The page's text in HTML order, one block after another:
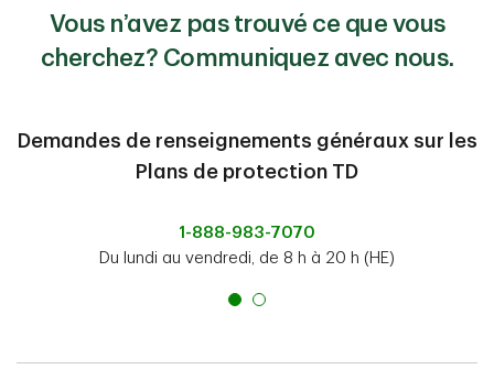
Vous n’avez pas trouvé ce que vous
cherchez? Communiquez avec nous.
Demandes de renseignements généraux sur les
Plans de protection TD
1-888-983-7070
Du lundi au vendredi, de 8 h à 20 h (HE)